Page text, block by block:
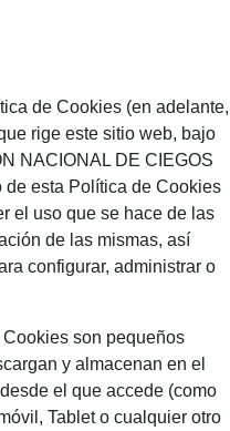
de Cookies (en adelante,
rige este sitio web, bajo
NACIONAL DE CIEGOS
esta Política de Cookies
el uso que se hace de las
de las mismas, así
configurar, administrar o
Cookies son pequeños
y almacenan en el
el que accede (como
Tablet o cualquier otro